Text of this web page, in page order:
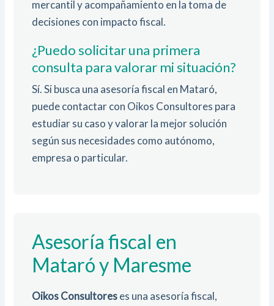
mercantil y acompañamiento en la toma de
decisiones con impacto fiscal.
¿Puedo solicitar una primera
consulta para valorar mi situación?
Sí. Si busca una asesoría fiscal en Mataró,
puede contactar con Oikos Consultores para
estudiar su caso y valorar la mejor solución
según sus necesidades como autónomo,
empresa o particular.
Asesoría fiscal en
Mataró y Maresme
Oikos Consultoreses una asesoría fiscal,